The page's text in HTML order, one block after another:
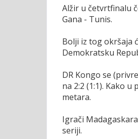
Alžir u četvrtfinalu
Gana - Tunis.
Bolji iz tog okršaja
Demokratsku
DR Kongo se
na 2:2 (1:1). Kako
metara.
Igrači
seriji.